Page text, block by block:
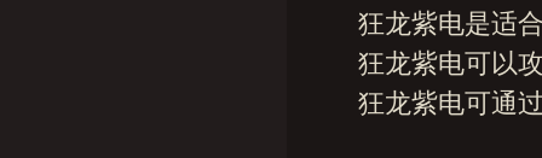
狂龙紫电是适合
狂龙紫电可以攻
狂龙紫电可通过